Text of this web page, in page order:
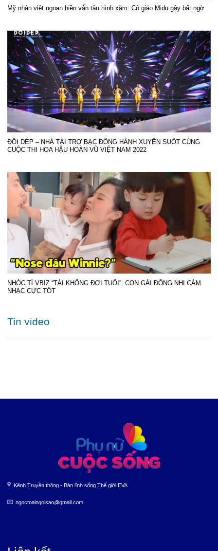
Mỹ nhân việt ngoan hiền vẫn tậu hình xăm: Cô giáo Midu gây bất ngờ
ĐÔI DÉP – NHÀ TÀI TRỢ BẠC ĐỒNG HÀNH XUYÊN SUỐT CÙNG
CUỘC THI HOA HẬU HOÀN VŨ VIỆT NAM 2022
NHÓC TÌ VBIZ “TÀI KHÔNG ĐỢI TUỔI”: CON GÁI ĐÔNG NHI CẢM
NHẠC CỰC TỐT
Tin video
Kênh Truyền thông - Bản lĩnh sống Thế giới EVA
ngoctoaingoisao@gmail.com